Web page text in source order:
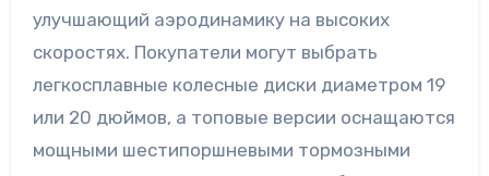
улучшающий аэродинамику на высоких
скоростях. Покупатели могут выбрать
легкосплавные колесные диски диаметром 19
или 20 дюймов, а топовые версии оснащаются
мощными шестипоршневыми тормозными